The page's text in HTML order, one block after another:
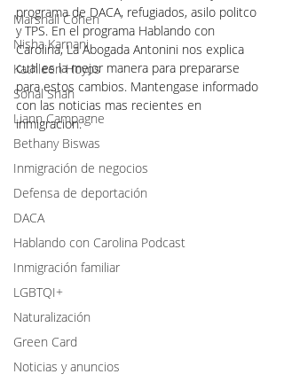
Marshall Cohen
Nisha Karnani
Kathleen Hoyos
Sonal Shah
Liann Campagne
Bethany Biswas
Inmigración de negocios
Defensa de deportación
DACA
Hablando con Carolina Podcast
Inmigración familiar
LGBTQI+
Naturalización
Green Card
Noticias y anuncios
programa de DACA, refugiados, asilo politco
y TPS. En el programa Hablando con
Carolina, La Abogada Antonini nos explica
cual es la mejor manera para prepararse
para estos cambios. Mantengase informado
con las noticias mas recientes en
inmigracion.